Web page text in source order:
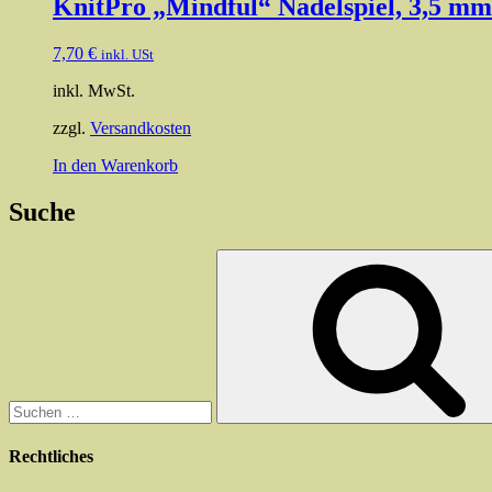
KnitPro „Mindful“ Nadelspiel, 3,5 mm
7,70 € inkl. USt
inkl. MwSt.
zzgl. Versandkosten
In den Warenkorb
Suche
Rechtliches